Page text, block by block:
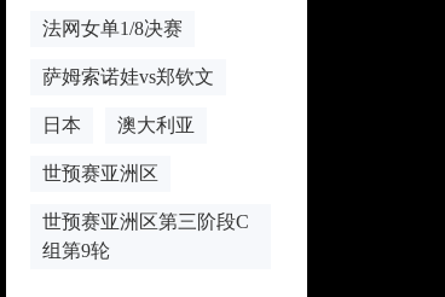
法网女单1/8决赛
萨姆索诺娃vs郑钦文
日本 澳大利亚
世预赛亚洲区
世预赛亚洲区第三阶段C
组第9轮